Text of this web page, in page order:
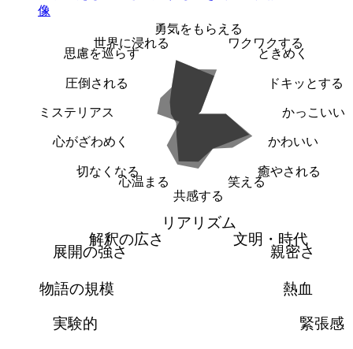
勇気をもらえる
ワクワクする
ときめく
ドキッとする
かっこいい
かわいい
癒やされる
笑える
共感する
心温まる
切なくなる
心がざわめく
ミステリアス
圧倒される
思慮を巡らす
世界に浸れる
リアリズム
文明・時代
親密さ
熱血
緊張感
実験的
物語の規模
展開の強さ
解釈の広さ